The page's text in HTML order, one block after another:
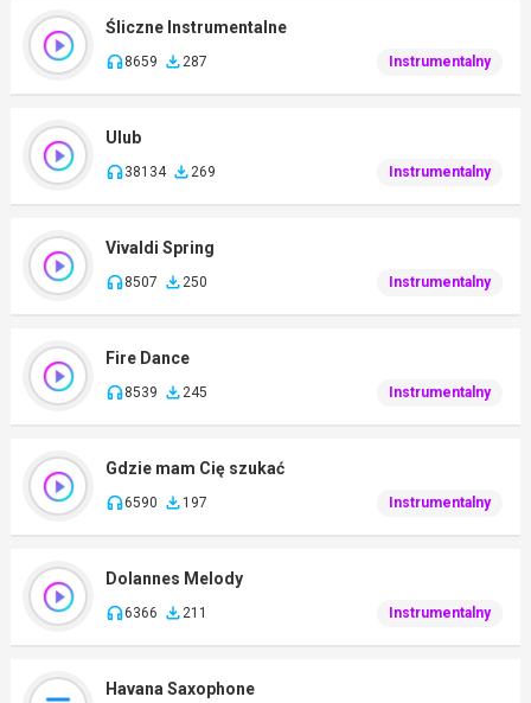
Śliczne Instrumentalne
8659 287 Instrumentalny
Ulub
38134 269 Instrumentalny
Vivaldi Spring
8507 250 Instrumentalny
Fire Dance
8539 245 Instrumentalny
Gdzie mam Cię szukać
6590 197 Instrumentalny
Dolannes Melody
6366 211 Instrumentalny
Havana Saxophone